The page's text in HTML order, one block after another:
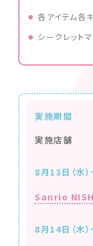
各アイテム各
シークレット
実施期間
実施店舗
8月13日（水
Sanrio
8月14日（木